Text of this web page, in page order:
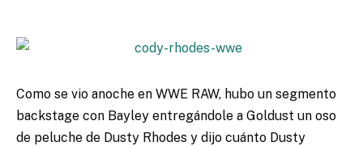
Como se vio anoche en WWE RAW, hubo un segmento
backstage con Bayley entregándole a Goldust un oso
de peluche de Dusty Rhodes y dijo cuánto Dusty